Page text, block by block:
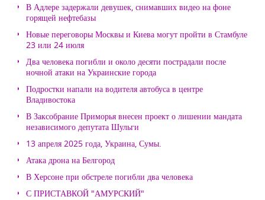
В Адлере задержали девушек, снимавших видео на фоне
горящей нефтебазы
Новые переговоры Москвы и Киева могут пройти в Стамбуле
23 или 24 июля
Два человека погибли и около десяти пострадали после
ночной атаки на Украинские города
Подростки напали на водителя автобуса в центре
Владивостока
В Заксобрание Приморья внесен проект о лишении мандата
независимого депутата Шульги
13 апреля 2025 года, Украина, Сумы.
Атака дрона на Белгород
В Херсоне при обстреле погибли два человека
С ПРИСТАВКОЙ "АМУРСКИЙ"